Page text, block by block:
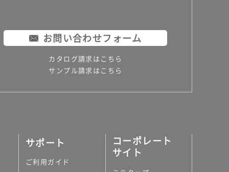
お問い合わせフォーム
カタログ請求はこちら
サンプル請求はこちら
サポート
ご利用ガイド
コーポレート
サイト